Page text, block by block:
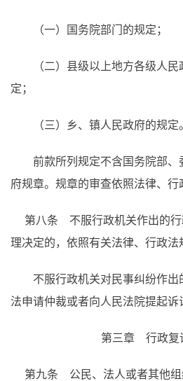
（一）国务院部门的规定；
（二）县级以上地方各级人民
定；
（三）乡、镇人民政府的规定
前款所列规定不含国务院部、
府规章。规章的审查依照法律、行
第八条 不服行政机关作出的行
理决定的，依照有关法律、行政法
不服行政机关对民事纠纷作出
法申请仲裁或者向人民法院提起诉
第三章 行政复
第九条 公民、法人或者其他组